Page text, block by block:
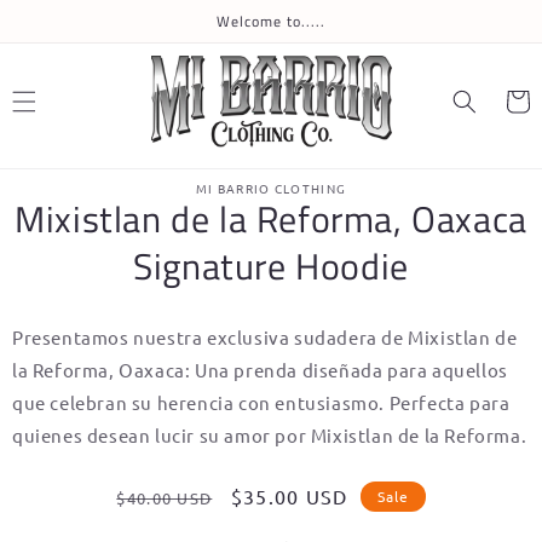
Welcome to.....
Cart
information
MI BARRIO CLOTHING
Mixistlan de la Reforma, Oaxaca
Signature Hoodie
Presentamos nuestra exclusiva sudadera de Mixistlan de
la Reforma, Oaxaca: Una prenda diseñada para aquellos
que celebran su herencia con entusiasmo. Perfecta para
quienes desean lucir su amor por Mixistlan de la Reforma.
Regular
$40.00 USD
Sale
$35.00 USD Sale